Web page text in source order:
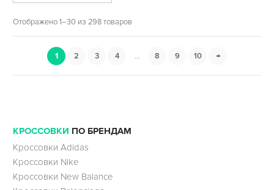
Отображено 1–30 из 298 товаров
1 2 3 4 … 8 9 10 →
КРОССОВКИ ПО БРЕНДАМ
Кроссовки Adidas
Кроссовки Nike
Кроссовки New Balance